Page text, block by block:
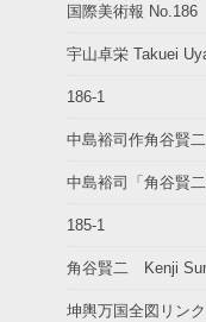
国際美術報
宇山卓栄 Takuei
186-1
中島裕司作角谷賢
中島裕司「角谷賢
185-1
角谷賢二 Kenji
坤輿万国全図リンク